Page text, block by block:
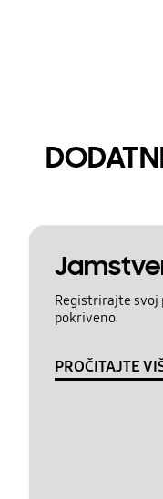
Registrirajte svoj
pokriveno
PROČITAJTE